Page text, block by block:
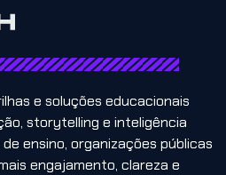
e soluções educacionais
storytelling e inteligência
ensino, organizações públicas
engajamento, clareza e